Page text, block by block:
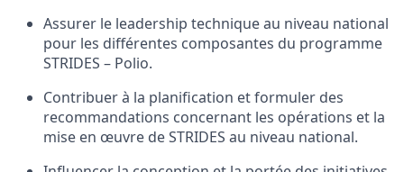
Assurer le leadership techniqueau niveau national
pour les différentes composantes du programme
STRIDES – Polio.
Contribuerà la planification etformuler des
recommandations concernant les opérations et la
mise en œuvre de STRIDES au niveau national.